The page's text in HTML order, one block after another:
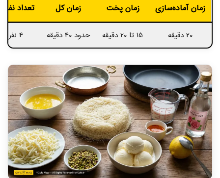
زمان آماده‌سازی زمان پخت زمان کل تعداد
20 دقیقه 15 تا 20 دقیقه حدود 40 دقیقه 4 نفر